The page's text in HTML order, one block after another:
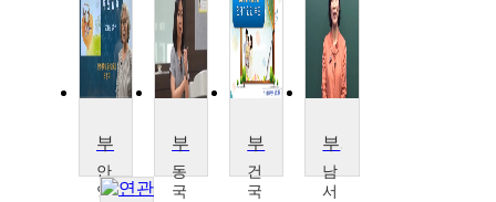
안
양
동
국
건
국
부모교육
남
서